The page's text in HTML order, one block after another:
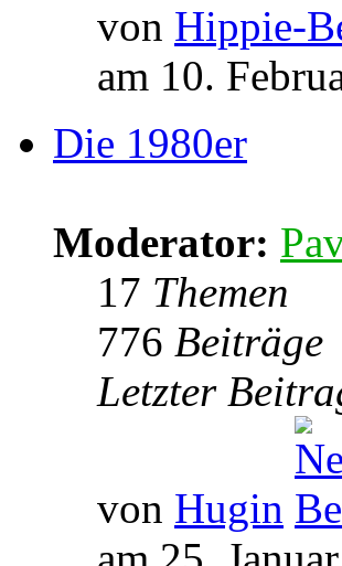
von Hippie-
am 10.
Die 1980er
Moderator:
17 Themen
776 Beiträge
Letzter
von Hugin